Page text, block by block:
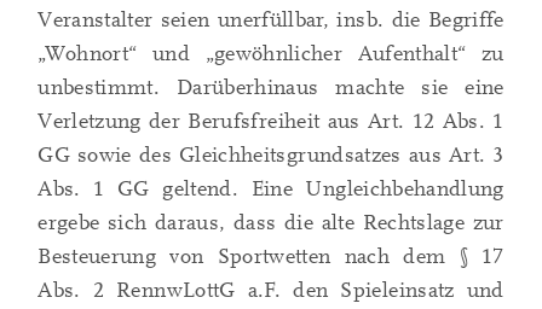
Veranstalter seien unerfüllbar, insb. die Begriffe
„Wohnort“ und „gewöhnlicher Aufenthalt“ zu
unbestimmt. Darüberhinaus machte sie eine
Verletzung der Berufsfreiheit aus Art. 12 Abs. 1
GG sowie des Gleichheitsgrundsatzes aus Art. 3
Abs. 1 GG geltend. Eine Ungleichbehandlung
ergebe sich daraus, dass die alte Rechtslage zur
Besteuerung von Sportwetten nach dem § 17
Abs. 2 RennwLottG a.F. den Spieleinsatz und